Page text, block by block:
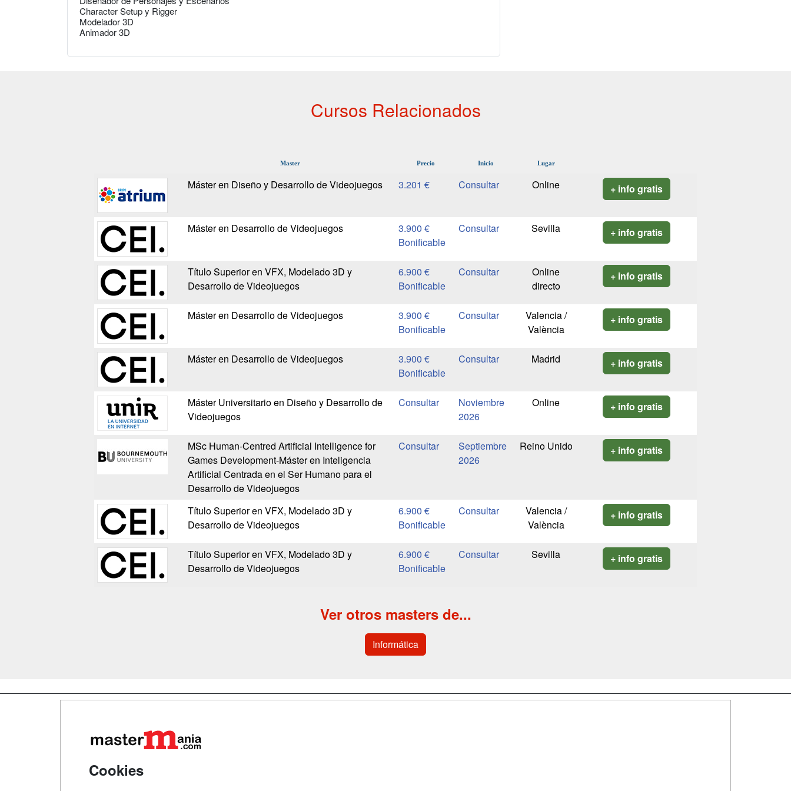
Character Setup y Rigger
Modelador 3D
Animador 3D
Cursos Relacionados
Master Precio Inicio Lugar
Máster en Diseño y Desarrollo de Videojuegos 3.201 € Online + info gratis
Máster en Desarrollo de Videojuegos
3.900 €
Bonificable
Sevilla + info gratis
Título Superior en VFX, Modelado 3D y
Desarrollo de Videojuegos
6.900 €
Bonificable
Online
directo
+ info gratis
Máster en Desarrollo de Videojuegos
3.900 €
Bonificable
Valencia /
València
+ info gratis
Máster en Desarrollo de Videojuegos
3.900 €
Bonificable
Madrid + info gratis
Máster Universitario en Diseño y Desarrollo de
Videojuegos
Noviembre
2026
Online + info gratis
MSc Human-Centred Artificial Intelligence for
Games Development-Máster en Inteligencia
Artificial Centrada en el Ser Humano para el
Desarrollo de Videojuegos
Septiembre
2026
Reino Unido + info gratis
Título Superior en VFX, Modelado 3D y
Desarrollo de Videojuegos
6.900 €
Bonificable
Valencia /
València
+ info gratis
Título Superior en VFX, Modelado 3D y
Desarrollo de Videojuegos
6.900 €
Bonificable
Sevilla + info gratis
Ver otros masters de...
Informática
Cookies